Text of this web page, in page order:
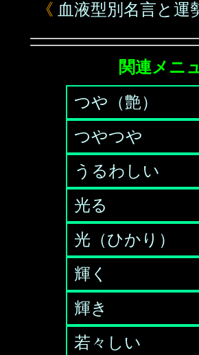
《 血液型別名言と運
関連メニ
つや（艶）
つやつや
うるわしい
光る
光（ひかり）
輝く
輝き
若々しい